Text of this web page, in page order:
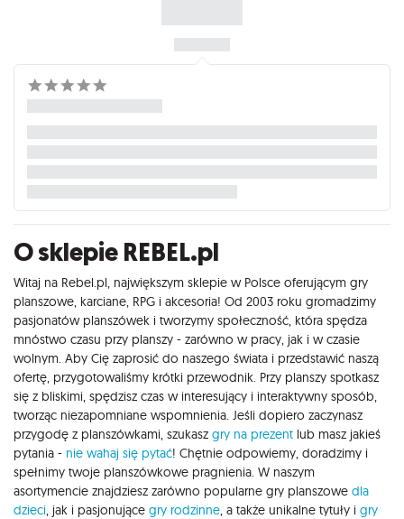
O sklepie REBEL.pl
Witaj na Rebel.pl, największym sklepie w Polsce oferującym gry
planszowe, karciane, RPG i akcesoria! Od 2003 roku gromadzimy
pasjonatów planszówek i tworzymy społeczność, która spędza
mnóstwo czasu przy planszy - zarówno w pracy, jak i w czasie
wolnym. Aby Cię zaprosić do naszego świata i przedstawić naszą
ofertę, przygotowaliśmy krótki przewodnik. Przy planszy spotkasz
się z bliskimi, spędzisz czas w interesujący i interaktywny sposób,
tworząc niezapomniane wspomnienia. Jeśli dopiero zaczynasz
przygodę z planszówkami, szukasz gry na prezent lub masz jakieś
pytania - nie wahaj się pytać! Chętnie odpowiemy, doradzimy i
spełnimy twoje planszówkowe pragnienia. W naszym
asortymencie znajdziesz zarówno popularne gry planszowe dla
dzieci, jak i pasjonujące gry rodzinne, a także unikalne tytuły i gry